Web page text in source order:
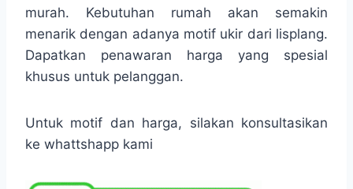
murah. Kebutuhan rumah akan semakin
menarik dengan adanya motif ukir dari lisplang.
Dapatkan penawaran harga yang spesial
khusus untuk pelanggan.
Untuk motif dan harga, silakan konsultasikan
ke whattshapp kami